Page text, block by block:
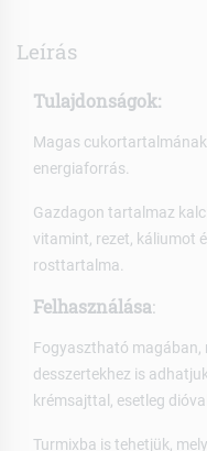
Leírás
Tulajdonságok:
Magas
energiaforrás.
Gazdagon tartalmaz
vitamint, rezet, káliumot
rosttartalma.
Felhasználása:
Fogyasztható magában,
desszertekhez is
krémsajttal, esetleg
Turmixba is tehetjük,